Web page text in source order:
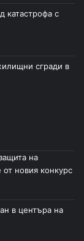
катастрофа с
сгради в
на
от новия конкурс
в центъра на